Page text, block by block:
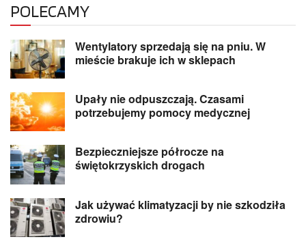
POLECAMY
Wentylatory sprzedają się na pniu. W
mieście brakuje ich w sklepach
Upały nie odpuszczają. Czasami
potrzebujemy pomocy medycznej
Bezpieczniejsze półrocze na
świętokrzyskich drogach
Jak używać klimatyzacji by nie szkodziła
zdrowiu?